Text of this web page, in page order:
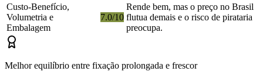
Custo-Benefício,
Volumetria e
Embalagem
7.0/10
Rende bem, mas o preço no Brasil
flutua demais e o risco de pirataria
preocupa.
Melhor equilíbrio entre fixação prolongada e frescor